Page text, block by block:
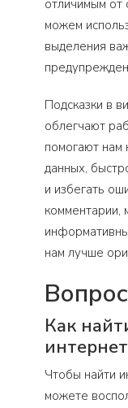
отличимым от
можем
выделения
Подсказки в
облегчают
помогают нам
данных,
и избегать
комментарии,
нам лучше
Как
Чтобы найти
можете